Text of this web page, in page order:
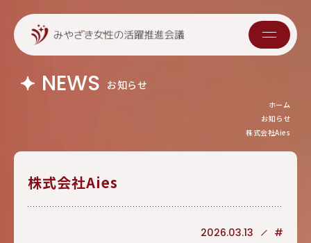
NEWS お知らせ
ホーム
お知らせ
株式会社Aies
株式会社Aies
2026.03.13 #